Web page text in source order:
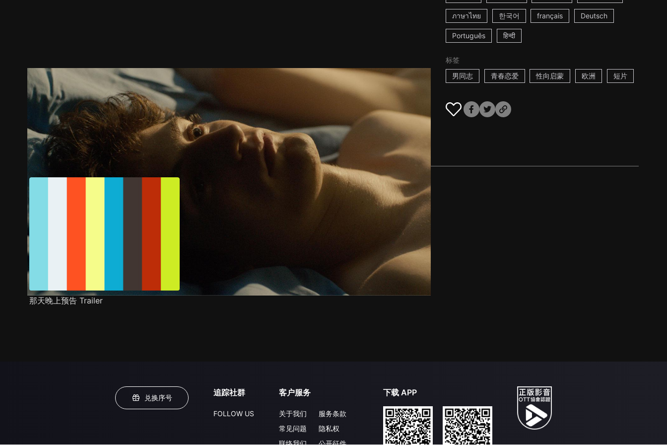
ภาษาไทย 한국어 français Deutsch
Português हिन्दी
标签
男同志
青春恋爱 性向启蒙 欧洲 短片
预告 剧照 推荐影片 剧情介绍
那天晚上预告 Trailer
兑换序号
追踪社群
FOLLOW US
客户服务
关于我们
常见问题
联络我们
服务条款
隐私权
公开征件
下载 APP